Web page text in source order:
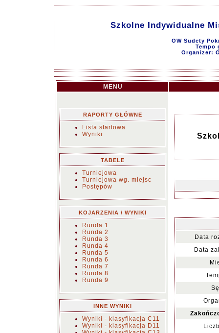
Szkolne Indywidualne
OW Sudety
Tempo
Organizer:
MENU
RAPORTY GŁÓWNE
Lista startowa
Wyniki
TABELE
Turniejowa
Turniejowa wg. miejsc
Postępów
KOJARZENIA / WYNIKI
Runda 1
Runda 2
Runda 3
Runda 4
Runda 5
Runda 6
Runda 7
Runda 8
Runda 9
INNE WYNIKI
Wyniki - klasyfikacja C11
Wyniki - klasyfikacja D11
Data
Data